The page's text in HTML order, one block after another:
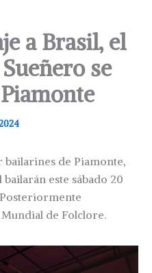
a Brasil, el
se
bailarines de Piamonte,
este sábado 20
de Folclore.